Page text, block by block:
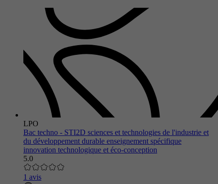
LPO
Bac techno - STI2D sciences et technologies de l'industrie et
du développement durable enseignement spécifique
innovation technologique et éco-conception
5.0
1 avis